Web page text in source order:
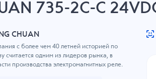
735-2C-C
CHUAN
с более чем 40 летней историей по
считается одним из лидеров рынка, в
производства электромагнитных реле.